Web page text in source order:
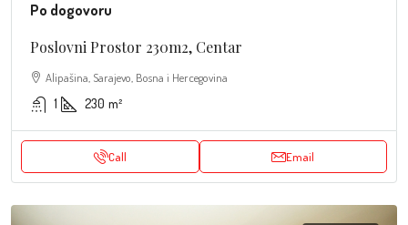
Po dogovoru
Poslovni Prostor 230m2, Centar
Alipašina, Sarajevo, Bosna i Hercegovina
1 230 m²
Call Email